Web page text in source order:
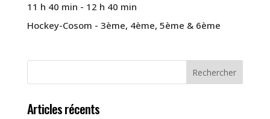
11 h 40 min - 12 h 40 min
Hockey-Cosom - 3ème, 4ème, 5ème & 6ème
Articles récents